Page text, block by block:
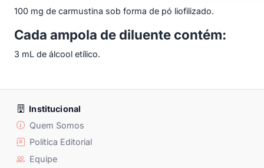
100 mg de carmustina sob forma de pó liofilizado.
Cada ampola de diluente contém:
3 mL de álcool etílico.
Institucional
Quem Somos
Política Editorial
Equipe